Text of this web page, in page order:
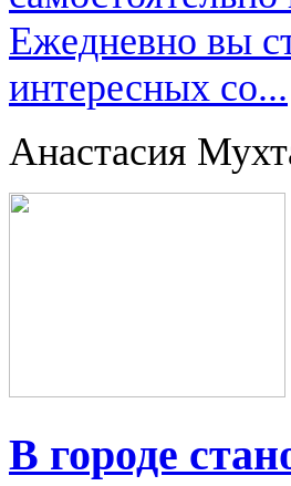
Ежедневно вы
интересных со...
Анастасия
В городе